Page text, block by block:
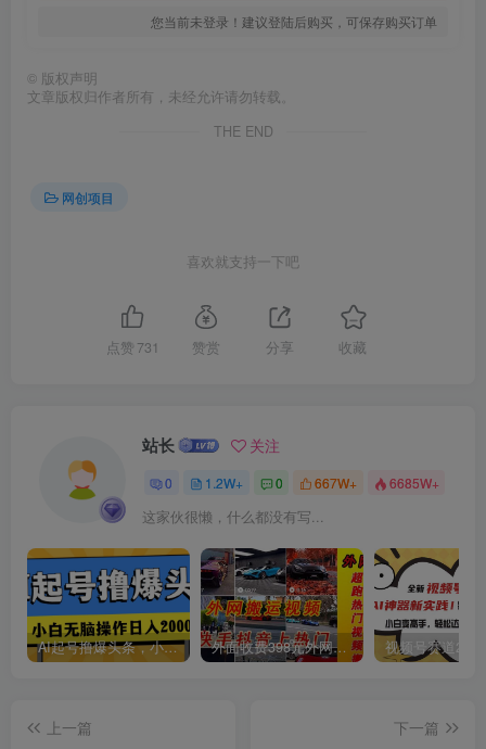
您当前未登录！建议登陆后购买，可保存购买订单
© 版权声明
文章版权归作者所有，未经允许请勿转载。
THE END
网创项目
喜欢就支持一下吧
点赞 731 赞赏 分享 收藏
站长 关注
0 1.2W+ 0 667W+ 6685W+
这家伙很懒，什么都没有写...
AI起号撸爆头条，小白也能操作，日入2000+ 外面收费398元外网超跑豪车汽车视频搬运至快手抖音上热门项目
上一篇
下一篇